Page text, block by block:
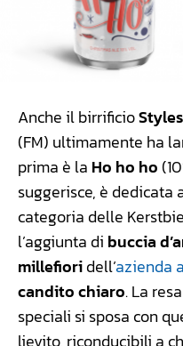
Anche il birrificioStyles
(FM) ultimamente ha
prima è la Ho ho ho
suggerisce, è dedicata
categoria delle
l’aggiunta di buccia
millefioridell’azienda
candito chiaro. La
speciali si sposa con
lievito, riconducibili a